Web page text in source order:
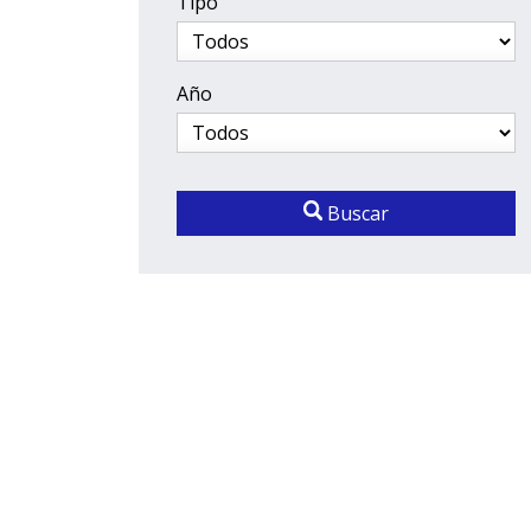
Año
Buscar